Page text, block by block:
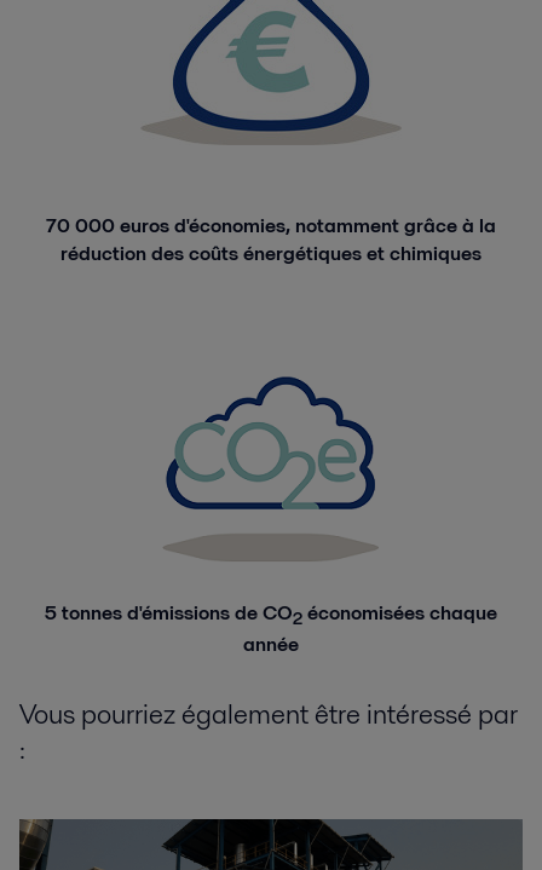
70 000 euros d'économies, notamment grâce à la
réduction des coûts énergétiques et chimiques
5 tonnes d'émissions de CO2 économisées chaque
année
Vous pourriez également être intéressé par
: